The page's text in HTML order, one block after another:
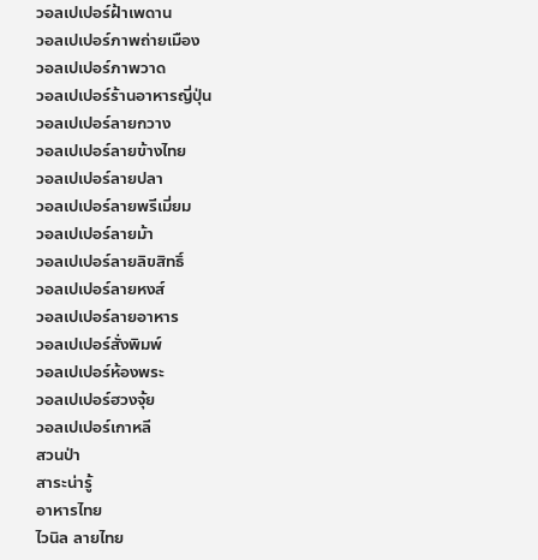
วอลเปเปอร์ฝ้าเพดาน
วอลเปเปอร์ภาพถ่ายเมือง
วอลเปเปอร์ภาพวาด
วอลเปเปอร์ร้านอาหารญี่ปุ่น
วอลเปเปอร์ลายกวาง
วอลเปเปอร์ลายข้างไทย
วอลเปเปอร์ลายปลา
วอลเปเปอร์ลายพรีเมี่ยม
วอลเปเปอร์ลายม้า
วอลเปเปอร์ลายลิขสิทธิ์
วอลเปเปอร์ลายหงส์
วอลเปเปอร์ลายอาหาร
วอลเปเปอร์สั่งพิมพ์
วอลเปเปอร์ห้องพระ
วอลเปเปอร์ฮวงจุ้ย
วอลเปเปอร์เกาหลี
สวนป่า
สาระน่ารู้
อาหารไทย
ไวนิล ลายไทย